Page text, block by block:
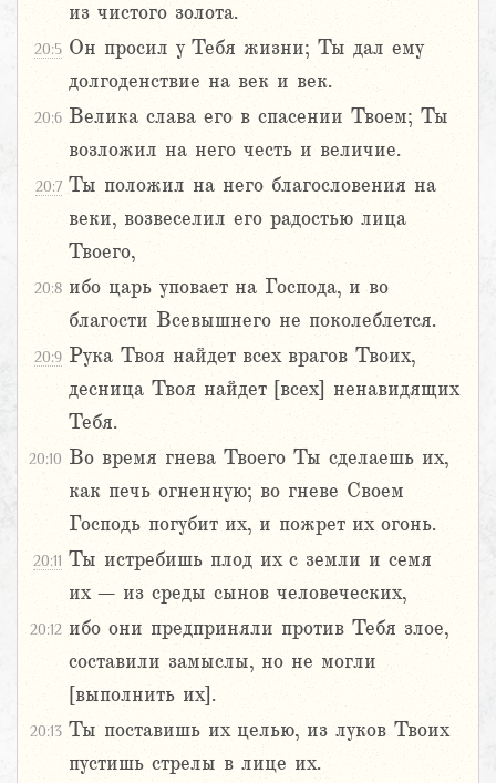
из чистого золота.
20:5 Он просил у Тебя жизни; Ты дал ему
долгоденствие на век и век.
20:6 Велика слава его в спасении Твоем; Ты
возложил на него честь и величие.
20:7 Ты положил на него благословения на
веки, возвеселил его радостью лица
Твоего,
20:8 ибо царь уповает на Господа, и во
благости Всевышнего не поколеблется.
20:9 Рука Твоя найдет всех врагов Твоих,
десница Твоя найдет [всех] ненавидящих
Тебя.
20:10 Во время гнева Твоего Ты сделаешь их,
как печь огненную; во гневе Своем
Господь погубит их, и пожрет их огонь.
20:11 Ты истребишь плод их с земли и семя
их – из среды сынов человеческих,
20:12 ибо они предприняли против Тебя злое,
составили замыслы, но не могли
[выполнить их].
20:13 Ты поставишь их целью, из луков Твоих
пустишь стрелы в лице их.